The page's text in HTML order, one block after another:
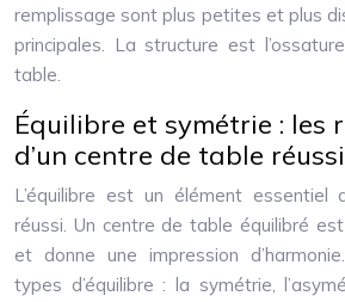
remplissage sont plus petites et plus
principales. La structure est
table.
Équilibre et symétrie : les
d’un centre de table réussi
L’équilibre est un élément essentiel
réussi. Un centre de table équilibré
et donne une impression
types d’équilibre : la symétrie,